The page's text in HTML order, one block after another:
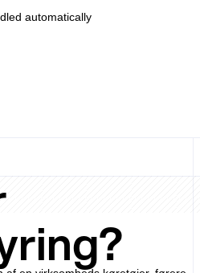
automatically